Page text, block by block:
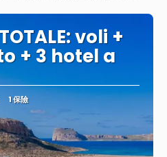
voli +
+ 3 hotel a
1 保險